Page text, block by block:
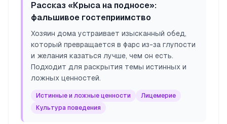
Рассказ «Крыса на подносе»:
фальшивое гостеприимство
Хозяин дома устраивает изысканный обед,
который превращается в фарс из-за глупости
и желания казаться лучше, чем он есть.
Подходит для раскрытия темы истинных и
ложных ценностей.
Истинные и ложные ценности
Лицемерие
Культура поведения